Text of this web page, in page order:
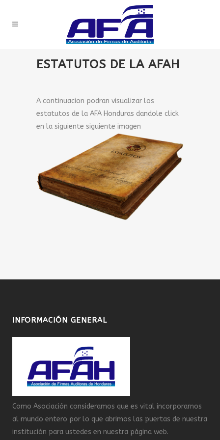
ESTATUTOS DE LA AFAH
A continuacion podran visualizar los
estatutos de la AFA Honduras dandole click
en la siguiente siguiente imagen
INFORMACIÓN GENERAL
Como Asociación consideramos que es vital incorporarnos
al mundo entero por lo que abrimos las puertas de nuestra
institución para ustedes en nuestra página web.